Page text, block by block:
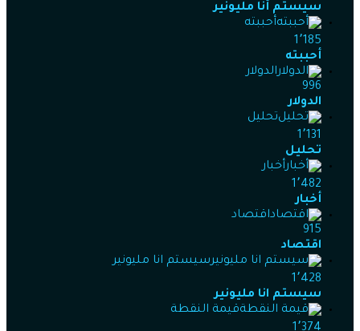
سيستم أنا مليونير
أحببته
1٬185
أحببته
الدولار
996
الدولار
تحليل
1٬131
تحليل
أخبار
1٬482
أخبار
اقتصاد
915
اقتصاد
سيستم انا مليونير
1٬428
سيستم انا مليونير
قيمة النقطة